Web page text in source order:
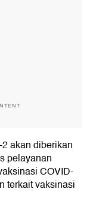
akan diberikan
pelayanan
COVID-
terkait vaksinasi